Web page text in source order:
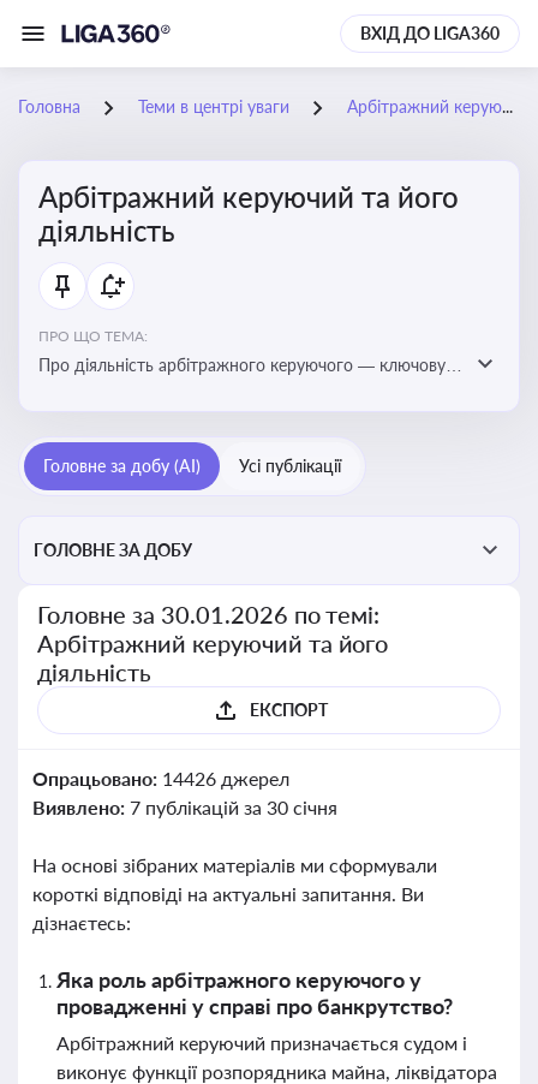
ВХІД ДО LIGA360
Головна Теми в центрі уваги Арбітражний керуючий та його діяльність
Арбітражний керуючий та його
діяльність
ПРО ЩО ТЕМА:
Про діяльність арбітражного керуючого — ключову
Головне за добу (AI) Усі публікації
ГОЛОВНЕ ЗА ДОБУ
Головне за 30.01.2026 по темі:
Арбітражний керуючий та його
діяльність
ЕКСПОРТ
Опрацьовано: 14426 джерел
Виявлено: 7 публікацій за 30 січня
На основі зібраних матеріалів ми сформували
короткі відповіді на актуальні запитання. Ви
дізнаєтесь:
Яка роль арбітражного керуючого у
провадженні у справі про банкрутство?
Арбітражний керуючий призначається судом і
виконує функції розпорядника майна, ліквідатора